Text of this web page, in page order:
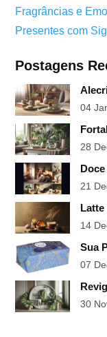
Fragrâncias e
Presentes com
Postagens
04
28
21
Latte
14
Sua
07
30